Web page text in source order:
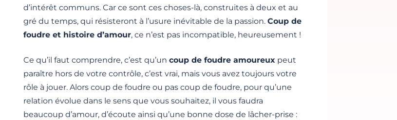
d’intérêt communs. Car ce sont ces choses-là, construites à deux et au
gré du temps, qui résisteront à l’usure inévitable de la passion. Coup de
foudre et histoire d’amour, ce n’est pas incompatible, heureusement !
Ce qu’il faut comprendre, c’est qu’un coup de foudre amoureux peut
paraître hors de votre contrôle, c’est vrai, mais vous avez toujours votre
rôle à jouer. Alors coup de foudre ou pas coup de foudre, pour qu’une
relation évolue dans le sens que vous souhaitez, il vous faudra
beaucoup d’amour, d’écoute ainsi qu’une bonne dose de lâcher-prise :